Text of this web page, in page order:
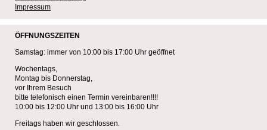
Impressum
ÖFFNUNGSZEITEN
Samstag: immer von 10:00 bis 17:00 Uhr geöffnet
Wochentags,
Montag bis Donnerstag,
vor Ihrem Besuch
bitte telefonisch einen Termin vereinbaren!!!!
10:00 bis 12:00 Uhr und 13:00 bis 16:00 Uhr
Freitags haben wir geschlossen.